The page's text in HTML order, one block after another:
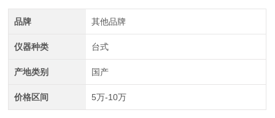
品牌 其他品牌
仪器种类 台式
产地类别 国产
价格区间 5万-10万